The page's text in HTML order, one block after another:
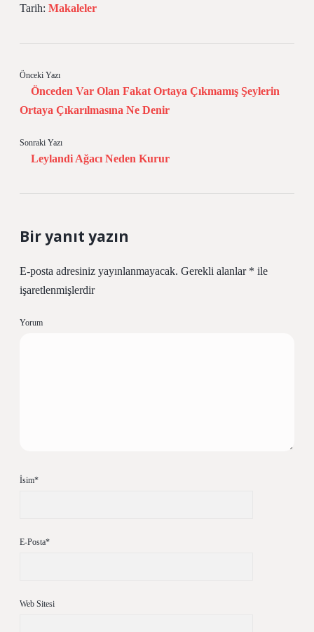
Tarih: Makaleler
Önceki Yazı
Önceden Var Olan Fakat Ortaya Çıkmamış Şeylerin
Ortaya Çıkarılmasına Ne Denir
Sonraki Yazı
Leylandi Ağacı Neden Kurur
Bir yanıt yazın
E-posta adresiniz yayınlanmayacak. Gerekli alanlar * ile
işaretlenmişlerdir
Yorum
İsim*
E-Posta*
Web Sitesi